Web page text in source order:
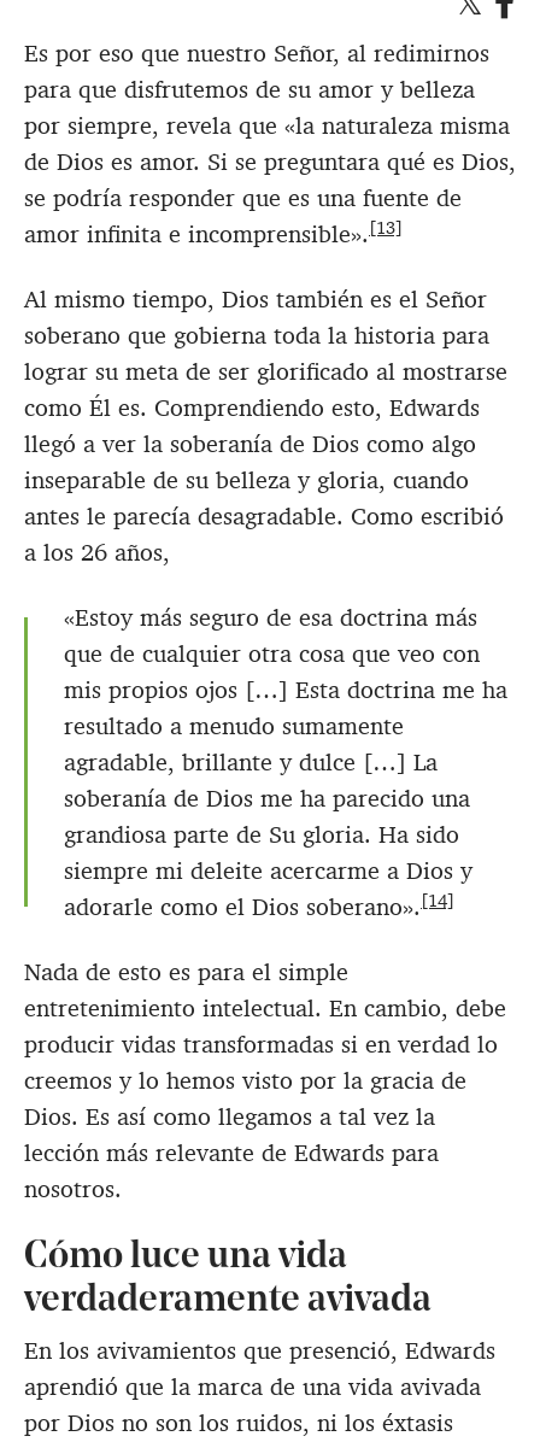
Es por eso que nuestro Señor, al redimirnos
para que disfrutemos de su amor y belleza
por siempre, revela que «la naturaleza misma
de Dios es amor. Si se preguntara qué es Dios,
se podría responder que es una fuente de
amor infinita e incomprensible». [13]
Al mismo tiempo, Dios también es el Señor
soberano que gobierna toda la historia para
lograr su meta de ser glorificado al mostrarse
como Él es. Comprendiendo esto, Edwards
llegó a ver la soberanía de Dios como algo
inseparable de su belleza y gloria, cuando
antes le parecía desagradable. Como escribió
a los 26 años,
«Estoy más seguro de esa doctrina más
que de cualquier otra cosa que veo con
mis propios ojos […] Esta doctrina me ha
resultado a menudo sumamente
agradable, brillante y dulce […] La
soberanía de Dios me ha parecido una
grandiosa parte de Su gloria. Ha sido
siempre mi deleite acercarme a Dios y
adorarle como el Dios soberano». [14]
Nada de esto es para el simple
entretenimiento intelectual. En cambio, debe
producir vidas transformadas si en verdad lo
creemos y lo hemos visto por la gracia de
Dios. Es así como llegamos a tal vez la
lección más relevante de Edwards para
nosotros.
Cómo luce una vida
verdaderamente avivada
En los avivamientos que presenció, Edwards
aprendió que la marca de una vida avivada
por Dios no son los ruidos, ni los éxtasis